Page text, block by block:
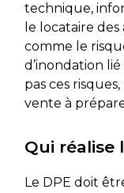
technique,
le locataire
comme le
d’inondation
pas ces
vente à
Qui réalise
Le DPE doit